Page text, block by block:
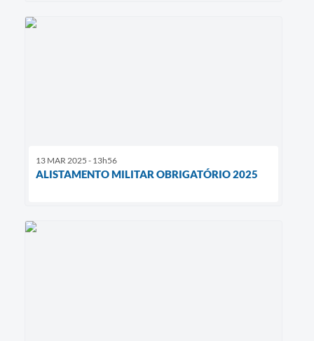
13 MAR 2025 - 13h56
ALISTAMENTO MILITAR OBRIGATÓRIO 2025